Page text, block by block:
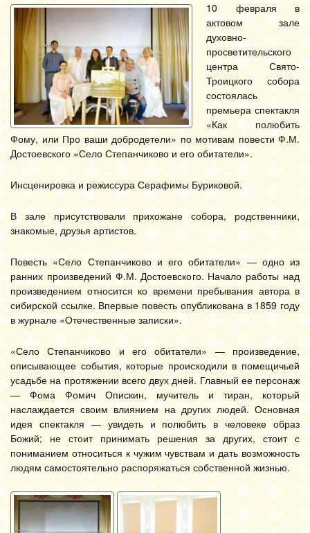
10 февраля в
актовом зале
духовно-
просветительского
центра Свято-
Троицкого собора
состоялась
премьера спектакля
«Как полюбить
Фому, или Про ваши добродетели» по мотивам повести Ф.М.
Достоевского «Село Степанчиково и его обитатели».
Инсценировка и режиссура Серафимы Буриковой.
В зале присутствовали прихожане собора, родственники,
знакомые, друзья артистов.
Повесть «Село Степанчиково и его обитатели» — одно из
ранних произведений Ф.М. Достоевского. Начало работы над
произведением относится ко времени пребывания автора в
сибирской ссылке. Впервые повесть опубликована в 1859 году
в журнале «Отечественные записки».
«Село Степанчиково и его обитатели» — произведение,
описывающее события, которые происходили в помещичьей
усадьбе на протяжении всего двух дней. Главный ее персонаж
— Фома Фомич Опискин, мучитель и тиран, который
наслаждается своим влиянием на других людей. Основная
идея спектакля — увидеть и полюбить в человеке образ
Божий; не стоит принимать решения за других, стоит с
пониманием относиться к чужим чувствам и дать возможность
людям самостоятельно распоряжаться собственной жизнью.